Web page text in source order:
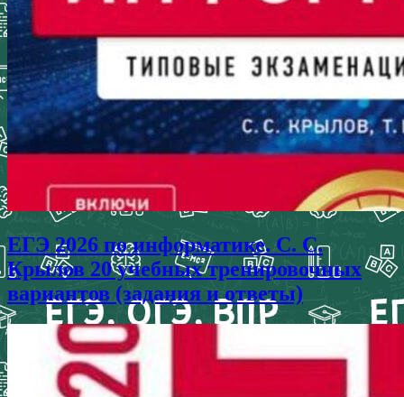
ЕГЭ 2026 по информатике. С. С.
Крылов 20 учебных тренировочных
вариантов (задания и ответы)